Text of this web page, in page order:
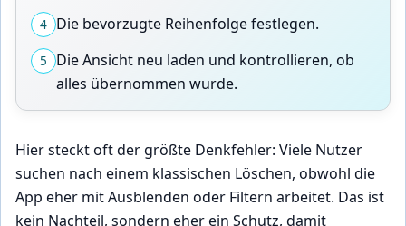
4 Die bevorzugte Reihenfolge festlegen.
5
Die Ansicht neu laden und kontrollieren, ob
alles übernommen wurde.
Hier steckt oft der größte Denkfehler: Viele Nutzer
suchen nach einem klassischen Löschen, obwohl die
App eher mit Ausblenden oder Filtern arbeitet. Das ist
kein Nachteil, sondern eher ein Schutz, damit